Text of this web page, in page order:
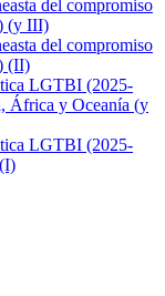
del compromiso
(y III)
del compromiso
(II)
LGTBI (2025-
África y Oceanía (y
LGTBI (2025-